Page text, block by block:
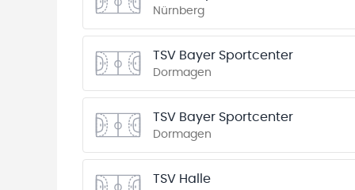
Nürnberg
TSV Bayer Sportcenter
Dormagen
TSV Bayer Sportcenter
Dormagen
TSV Halle